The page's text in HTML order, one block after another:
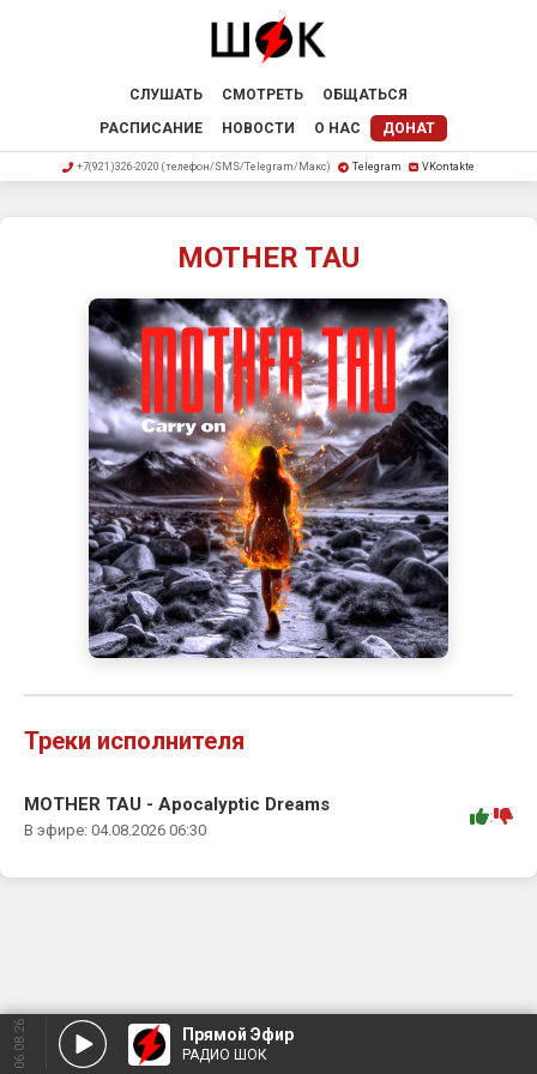
СЛУШАТЬ СМОТРЕТЬ
ОБЩАТЬСЯ
РАСПИСАНИЕ
НОВОСТИ О НАС ДОНАТ
+7(921)326-2020 (телефон/SMS/Telegram/Макс) Telegram VKontakte
MOTHER TAU
Треки исполнителя
MOTHER TAU - Apocalyptic Dreams
В эфире: 04.08.2026 06:30
:
06.08.26 Прямой Эфир
РАДИО ШОК